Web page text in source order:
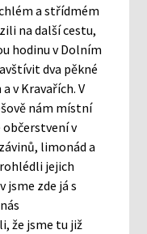
a střídmém
na další cestu,
hodinu v Dolním
dva pěkné
v Kravařích. V
nám místní
v
limonád a
jejich
jsme zde já s
že jsme tu již